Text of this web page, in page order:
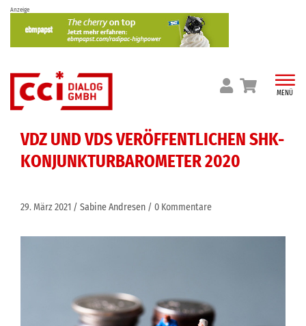
Skip
content
Anzeige
MENÜ
VDZ UND VDS VERÖFFENTLICHEN SHK-
KONJUNKTURBAROMETER 2020
29. März 2021 Sabine Andresen 0 Kommentare